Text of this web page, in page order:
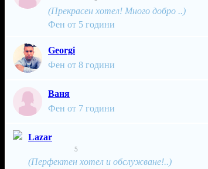
(Прекрасен хотел! Много добро ..)
Фен от 5 години
Georgi
Фен от 8 години
Ваня
Фен от 7 години
Lazar
5
(Перфектен хотел и обслужване!..)